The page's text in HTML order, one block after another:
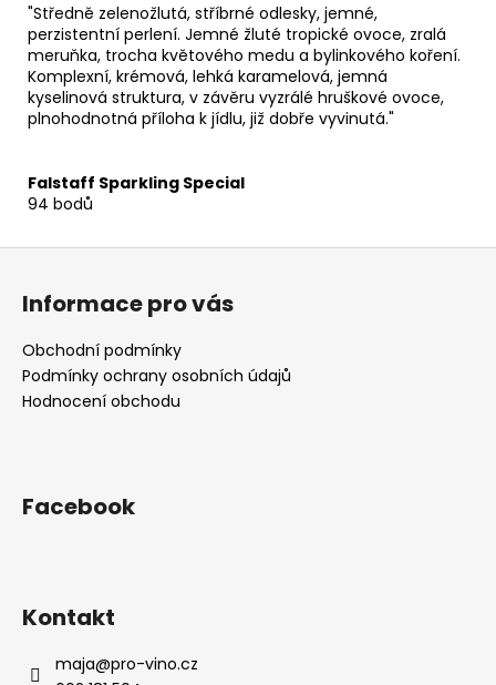
"Středně zelenožlutá, stříbrné odlesky, jemné,
perzistentní perlení. Jemné žluté tropické ovoce, zralá
meruňka, trocha květového medu a bylinkového koření.
Komplexní, krémová, lehká karamelová, jemná
kyselinová struktura, v závěru vyzrálé hruškové ovoce,
plnohodnotná příloha k jídlu, již dobře vyvinutá."
Falstaff Sparkling Special
94 bodů
Z
Informace pro vás
Obchodní podmínky
Podmínky ochrany osobních údajů
Hodnocení obchodu
Facebook
Kontakt
maja@pro-vino.cz